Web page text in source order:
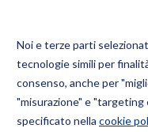
Noi e terze parti
tecnologie simili per
consenso, anche per
"misurazione" e "targeting
specificato nella cookie
Bugnion